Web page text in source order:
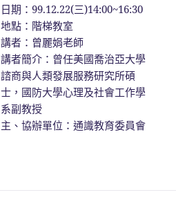
日期：99.12.22(三)14:00~16:30
地點：階梯教室
講者：曾麗娟老師
講者簡介：曾任美國喬治亞大學
諮商與人類發展服務研究所碩
士，國防大學心理及社會工作學
系副教授
主、協辦單位：通識教育委員會